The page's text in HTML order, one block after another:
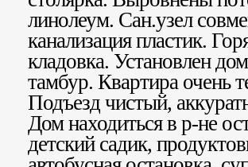
линолеум. Сан.узел
канализация пластик.
кладовка. Установлен
тамбур. Квартира очень
Подъезд чистый,
Дом находиться в р-не
детский садик,